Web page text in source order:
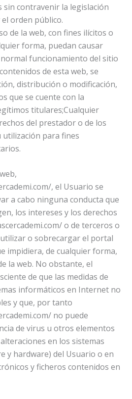
sin contravenir la legislación
orden público.
de la web, con fines ilícitos o
forma, puedan causar
funcionamiento del sitio
de esta web, se
distribución o modificación,
que se cuente con la
titulares;Cualquier
del prestador o de los
para fines
, el Usuario se
a cabo ninguna conducta que
los intereses y los derechos
o de terceros o
o sobrecargar el portal
impidiera, de cualquier forma,
la web. No obstante, el
de que las medidas de
informáticos en Internet no
y que, por tanto
no puede
de virus u otros elementos
en los sistemas
y hardware) del Usuario o en
y ficheros contenidos en